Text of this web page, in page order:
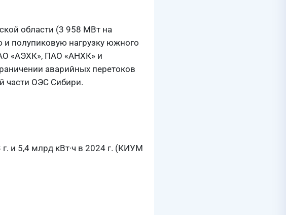
области (3 958 МВт на
и полупиковую нагрузку южного
АО «АЭХК», ПАО «АНХК» и
аварийных перетоков
части ОЭС Сибири.
и 5,4 млрд кВт·ч в 2024 г. (КИУМ